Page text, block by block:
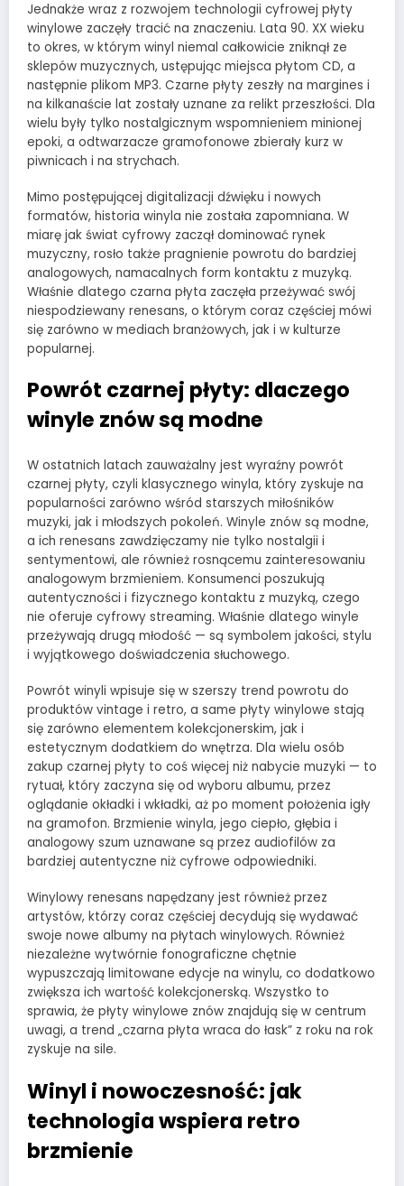
Jednakże wraz z rozwojem technologii cyfrowej płyty
winylowe zaczęły tracić na znaczeniu. Lata 90. XX wieku
to okres, w którym winyl niemal całkowicie zniknął ze
sklepów muzycznych, ustępując miejsca płytom CD, a
następnie plikom MP3. Czarne płyty zeszły na margines i
na kilkanaście lat zostały uznane za relikt przeszłości. Dla
wielu były tylko nostalgicznym wspomnieniem minionej
epoki, a odtwarzacze gramofonowe zbierały kurz w
piwnicach i na strychach.
Mimo postępującej digitalizacji dźwięku i nowych
formatów, historia winyla nie została zapomniana. W
miarę jak świat cyfrowy zaczął dominować rynek
muzyczny, rosło także pragnienie powrotu do bardziej
analogowych, namacalnych form kontaktu z muzyką.
Właśnie dlatego czarna płyta zaczęła przeżywać swój
niespodziewany renesans, o którym coraz częściej mówi
się zarówno w mediach branżowych, jak i w kulturze
popularnej.
Powrót czarnej płyty: dlaczego
winyle znów są modne
W ostatnich latach zauważalny jest wyraźny powrót
czarnej płyty, czyli klasycznego winyla, który zyskuje na
popularności zarówno wśród starszych miłośników
muzyki, jak i młodszych pokoleń. Winyle znów są modne,
a ich renesans zawdzięczamy nie tylko nostalgii i
sentymentowi, ale również rosnącemu zainteresowaniu
analogowym brzmieniem. Konsumenci poszukują
autentyczności i fizycznego kontaktu z muzyką, czego
nie oferuje cyfrowy streaming. Właśnie dlatego winyle
przeżywają drugą młodość — są symbolem jakości, stylu
i wyjątkowego doświadczenia słuchowego.
Powrót winyli wpisuje się w szerszy trend powrotu do
produktów vintage i retro, a same płyty winylowe stają
się zarówno elementem kolekcjonerskim, jak i
estetycznym dodatkiem do wnętrza. Dla wielu osób
zakup czarnej płyty to coś więcej niż nabycie muzyki — to
rytuał, który zaczyna się od wyboru albumu, przez
oglądanie okładki i wkładki, aż po moment położenia igły
na gramofon. Brzmienie winyla, jego ciepło, głębia i
analogowy szum uznawane są przez audiofilów za
bardziej autentyczne niż cyfrowe odpowiedniki.
Winylowy renesans napędzany jest również przez
artystów, którzy coraz częściej decydują się wydawać
swoje nowe albumy na płytach winylowych. Również
niezależne wytwórnie fonograficzne chętnie
wypuszczają limitowane edycje na winylu, co dodatkowo
zwiększa ich wartość kolekcjonerską. Wszystko to
sprawia, że płyty winylowe znów znajdują się w centrum
uwagi, a trend „czarna płyta wraca do łask” z roku na rok
zyskuje na sile.
Winyl i nowoczesność: jak
technologia wspiera retro
brzmienie